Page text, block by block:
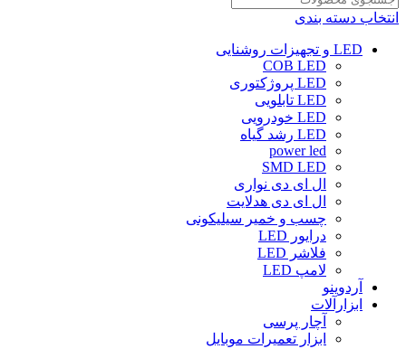
انتخاب دسته بندی
LED و تجهیزات روشنایی
COB LED
LED پروژکتوری
LED تابلویی
LED خودرویی
LED رشد گیاه
power led
SMD LED
ال ای دی نواری
ال ای دی هدلایت
چسب و خمیر سیلیکونی
درایور LED
فلاشر LED
لامپ LED
آردوینو
ابزارآلات
آچار پرسی
ابزار تعمیرات موبایل